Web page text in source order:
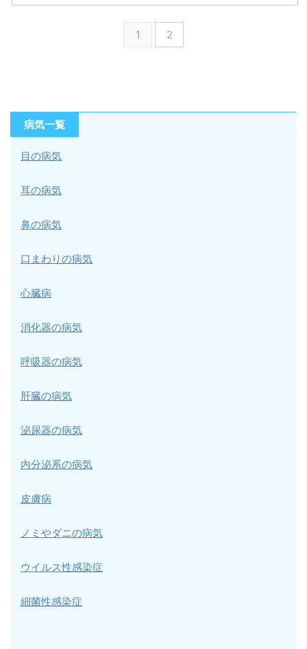
1 2
病気一覧
目の病気
耳の病気
鼻の病気
口まわりの病気
心臓病
消化器の病気
呼吸器の病気
肝臓の病気
泌尿器の病気
内分泌系の病気
皮膚病
ノミやダニの病気
ウイルス性感染症
細菌性感染症